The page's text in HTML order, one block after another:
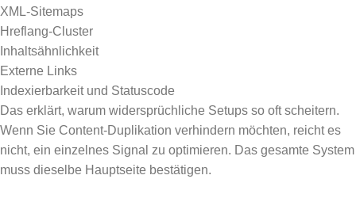
XML-Sitemaps
Hreflang-Cluster
Inhaltsähnlichkeit
Externe Links
Indexierbarkeit und Statuscode
Das erklärt, warum widersprüchliche Setups so oft scheitern.
Wenn Sie Content-Duplikation verhindern möchten, reicht es
nicht, ein einzelnes Signal zu optimieren. Das gesamte System
muss dieselbe Hauptseite bestätigen.